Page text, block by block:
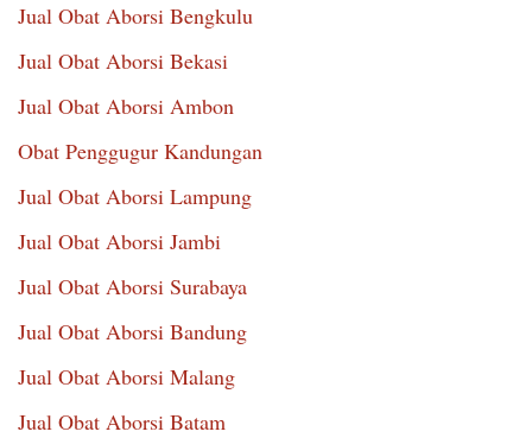
Jual Obat Aborsi Bengkulu
Jual Obat Aborsi Bekasi
Jual Obat Aborsi Ambon
Obat Penggugur Kandungan
Jual Obat Aborsi Lampung
Jual Obat Aborsi Jambi
Jual Obat Aborsi Surabaya
Jual Obat Aborsi Bandung
Jual Obat Aborsi Malang
Jual Obat Aborsi Batam